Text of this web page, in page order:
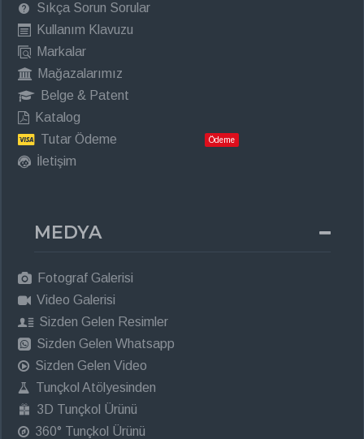
Sıkça Sorun Sorular
Kullanım Klavuzu
Markalar
Mağazalarımız
Belge & Patent
Katalog
Tutar Ödeme
Ödeme
İletişim
MEDYA
Fotograf Galerisi
Video Galerisi
Sizden Gelen Resimler
Sizden Gelen Whatsapp
Sizden Gelen Video
Tunçkol Atölyesinden
3D Tunçkol Ürünü
360° Tunçkol Ürünü